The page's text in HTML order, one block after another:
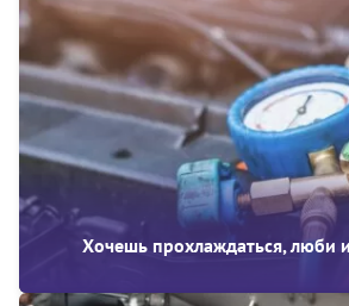
Хочешь прохлаждаться, люби